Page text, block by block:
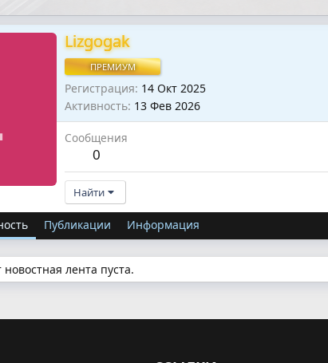
Lizgogak
ПРЕМИУМ
Регистрация 14 Окт 2025
Активность 13 Фев 2026
Сообщения
0
Найти
Публикации Информация
лента пуста.